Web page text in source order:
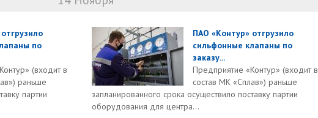
по
(входит в
раньше
партии
ПАО «Контур» отгрузило
сильфонные клапаны по
заказу...
Предприятие «Контур» (входит в
состав МК «Сплав») раньше
запланированного срока осуществило поставку партии
оборудования для центра...